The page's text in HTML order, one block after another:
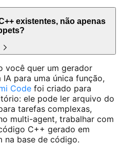
existentes, não apenas
você quer um gerador
para uma única função,
Code foi criado para
ele pode ler arquivo do
tarefas complexas,
multi-agent, trabalhar com
C++ gerado em
na base de código.